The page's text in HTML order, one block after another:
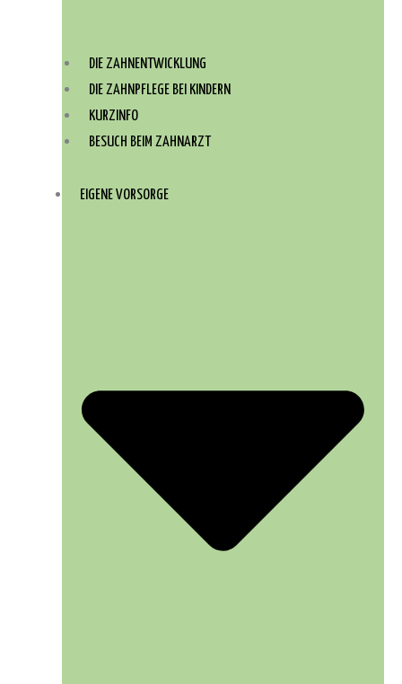
DIE ZAHNENTWICKLUNG
DIE ZAHNPFLEGE BEI KINDERN
KURZINFO
BESUCH BEIM ZAHNARZT
EIGENE VORSORGE